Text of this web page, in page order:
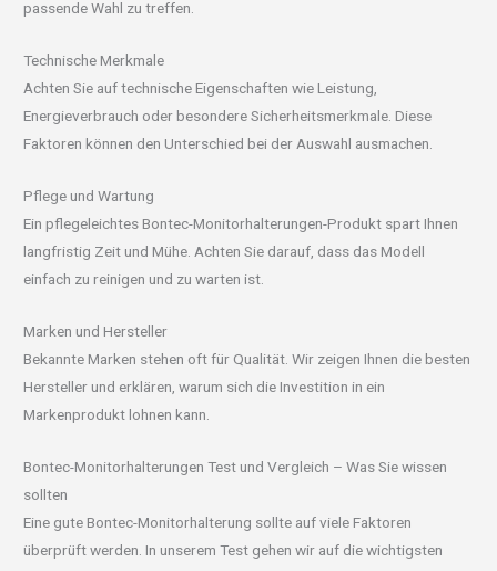
passende Wahl zu treffen.
Technische Merkmale
Achten Sie auf technische Eigenschaften wie Leistung,
Energieverbrauch oder besondere Sicherheitsmerkmale. Diese
Faktoren können den Unterschied bei der Auswahl ausmachen.
Pflege und Wartung
Ein pflegeleichtes Bontec-Monitorhalterungen-Produkt spart Ihnen
langfristig Zeit und Mühe. Achten Sie darauf, dass das Modell
einfach zu reinigen und zu warten ist.
Marken und Hersteller
Bekannte Marken stehen oft für Qualität. Wir zeigen Ihnen die besten
Hersteller und erklären, warum sich die Investition in ein
Markenprodukt lohnen kann.
Bontec-Monitorhalterungen Test und Vergleich – Was Sie wissen
sollten
Eine gute Bontec-Monitorhalterung sollte auf viele Faktoren
überprüft werden. In unserem Test gehen wir auf die wichtigsten